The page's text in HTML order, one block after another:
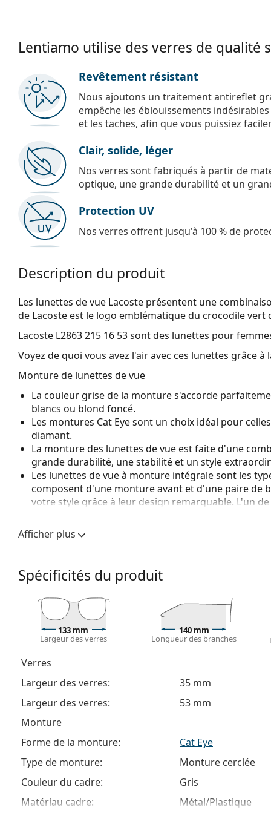
Lentiamo utilise des verres de qualité
Revêtement résistant
Nous ajoutons un traitement antireflet
empêche les éblouissements
et les taches, afin que vous puissiez
Clair, solide, léger
Nos verres sont fabriqués à partir de
optique, une grande durabilité et un
Protection UV
Nos verres offrent jusqu'à 100 % de
Description du produit
Les lunettes de vue Lacoste présentent une
de Lacoste est le logo emblématique du crocodile
Lacoste L2863 215 16 53sont des lunettes pour
Voyez de quoi vous avez l'air avec ces lunettes grâce
Monture de lunettes de vue
La couleur grise de la monture s'accorde
blancs ou blond foncé.
Les montures Cat Eye sont un choix idéal pour
diamant.
La monture des lunettes de vue est faite d'une
grande durabilité, une stabilité et un style
Les lunettes de vue à monture intégrale sont les
composent d'une monture avant et d'une paire de
votre style grâce à leur design remarquable. L'un
de monture convient à tous les verres, y compris
Les charnières à ressort permettent aux branches
bonne forme.
Accessoires
Nous livrons les lunettes dans leur étui d'origine.
Explorez la gamme complète delunettes de vue pour
des lunettessi vous avez besoin d'aide pour choisir.
Ceci est un dispositif médical. Lisez le mode d'emploi
Afficher plus
Spécificités du produit
133 mm
Largeur des verres
140 mm
Longueur des branches
Verres
Largeur des verres:
35 mm
Largeur des verres:
53 mm
Monture
Forme de la monture:
Cat Eye
Type de monture:
Monture cerclée
Couleur du cadre:
Gris
Matériau cadre:
Métal/Plastique